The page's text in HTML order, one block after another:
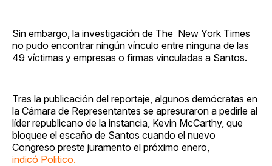
Sin embargo, la investigación de The New York Times
no pudo encontrar ningún vínculo entre ninguna de las
49 víctimas y empresas o firmas vinculadas a Santos.
Tras la publicación del reportaje, algunos demócratas en
la Cámara de Representantes se apresuraron a pedirle al
líder republicano de la instancia, Kevin McCarthy, que
bloquee el escaño de Santos cuando el nuevo
Congreso preste juramento el próximo enero,
indicó Politico.